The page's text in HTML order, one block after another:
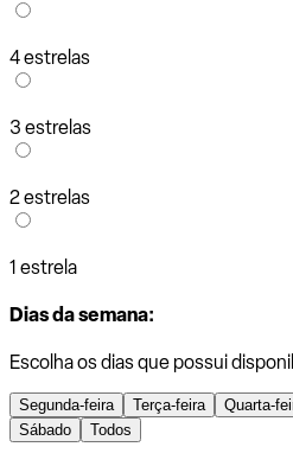
4 estrelas
3 estrelas
2 estrelas
1 estrela
Dias da semana:
Escolha os dias que possui
Segunda-feira Terça-feira Quarta-
Sábado
Todos